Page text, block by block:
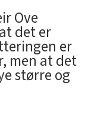
Ove
det er
er
men at det
større og